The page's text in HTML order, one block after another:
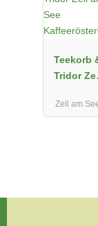
Teekorb
Tridor
Zell am